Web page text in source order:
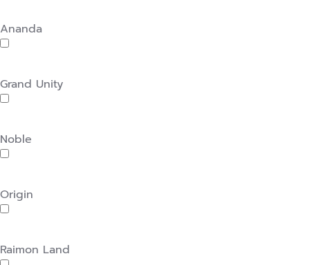
Ananda
Grand Unity
Noble
Origin
Raimon Land